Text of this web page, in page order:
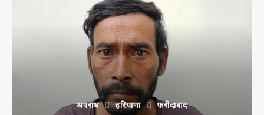
अपराध हरियाणा फरीदाबाद